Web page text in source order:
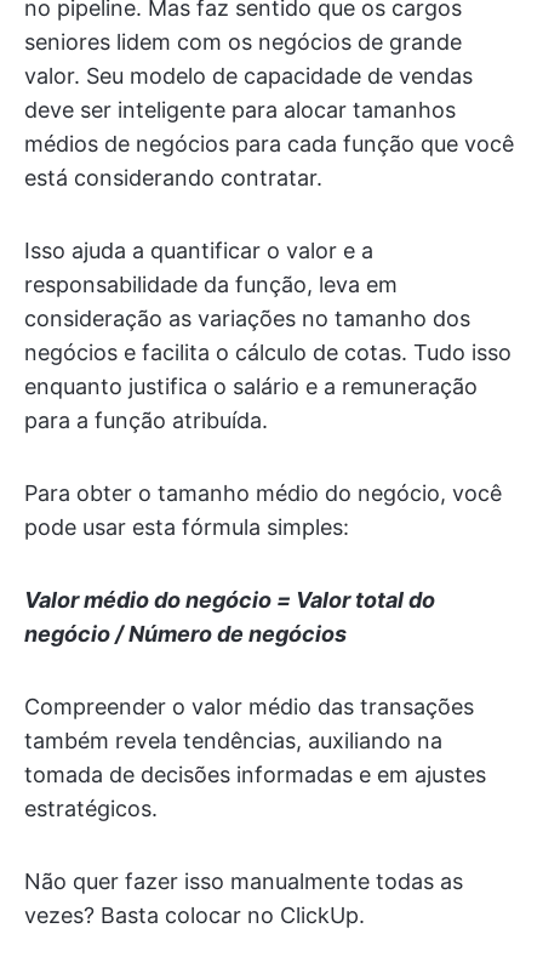
no pipeline. Mas faz sentido que os cargos
seniores lidem com os negócios de grande
valor. Seu modelo de capacidade de vendas
deve ser inteligente para alocar tamanhos
médios de negócios para cada função que você
está considerando contratar.
Isso ajuda a quantificar o valor e a
responsabilidade da função, leva em
consideração as variações no tamanho dos
negócios e facilita o cálculo de cotas. Tudo isso
enquanto justifica o salário e a remuneração
para a função atribuída.
Para obter o tamanho médio do negócio, você
pode usar esta fórmula simples:
Valor médio do negócio = Valor total do
negócio / Número de negócios
Compreender o valor médio das transações
também revela tendências, auxiliando na
tomada de decisões informadas e em ajustes
estratégicos.
Não quer fazer isso manualmente todas as
vezes? Basta colocar no ClickUp.